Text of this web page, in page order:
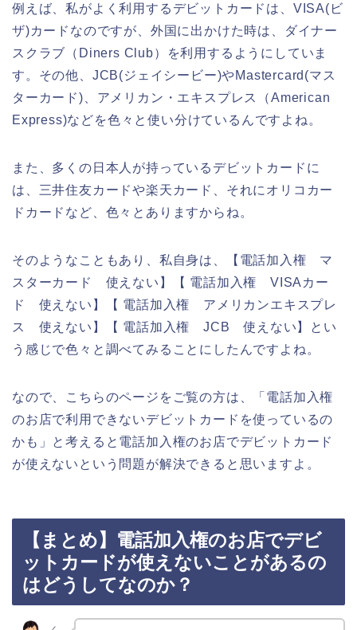
例えば、私がよく利用するデビットカードは、VISA(ビ
ザ)カードなのですが、外国に出かけた時は、ダイナー
スクラブ（Diners Club）を利用するようにしていま
す。その他、JCB(ジェイシービー)やMastercard(マス
ターカード)、アメリカン・エキスプレス（American
Express)などを色々と使い分けているんですよね。
また、多くの日本人が持っているデビットカードに
は、三井住友カードや楽天カード、それにオリコカー
ドカードなど、色々とありますからね。
そのようなこともあり、私自身は、【電話加入権 マ
スターカード 使えない】【 電話加入権 VISAカー
ド 使えない】【 電話加入権 アメリカンエキスプレ
ス 使えない】【 電話加入権 JCB 使えない】とい
う感じで色々と調べてみることにしたんですよね。
なので、こちらのページをご覧の方は、「電話加入権
のお店で利用できないデビットカードを使っているの
かも」と考えると電話加入権のお店でデビットカード
が使えないという問題が解決できると思いますよ。
【まとめ】電話加入権のお店でデビ
ットカードが使えないことがあるの
はどうしてなのか？